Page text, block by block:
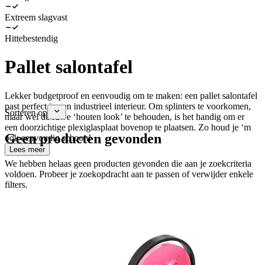
Extreem slagvast
Hittebestendig
Pallet salontafel
Lekker budgetproof en eenvoudig om te maken: een pallet salontafel
past perfect in een industrieel interieur. Om splinters te voorkomen,
maar wel de ruwe ‘houten look’ te behouden, is het handig om er
een doorzichtige plexiglasplaat bovenop te plaatsen. Zo houd je ‘m
ook eenvoudig schoon!
Lees meer
Sorteren op
Geen producten gevonden
We hebben helaas geen producten gevonden die aan je zoekcriteria
voldoen. Probeer je zoekopdracht aan te passen of verwijder enkele
filters.